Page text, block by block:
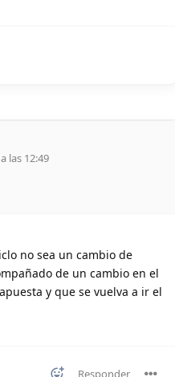
las 12:49
no sea un cambio de
de un cambio en el
y que se vuelva a ir el
Responder